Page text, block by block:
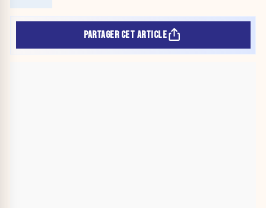
PARTAGER CET ARTICLE